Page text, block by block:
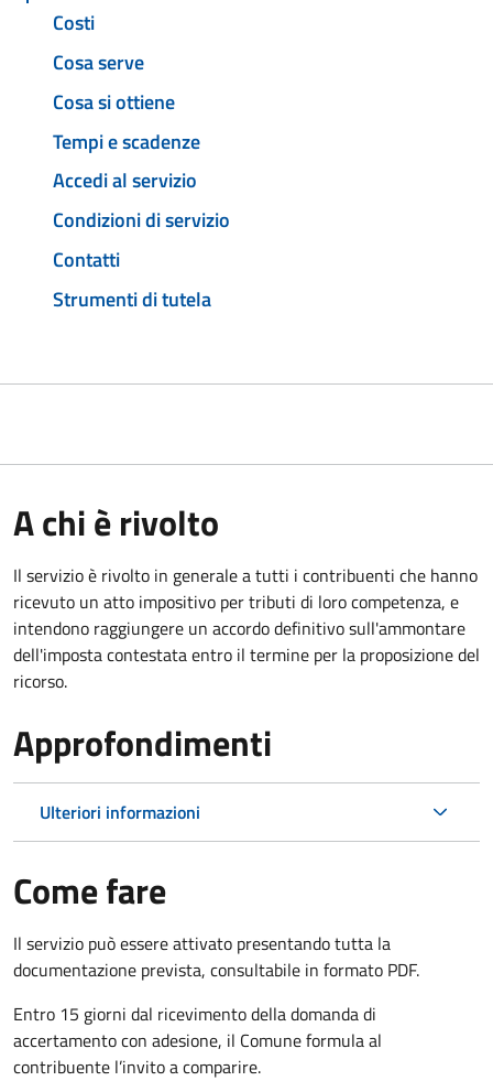
Costi
Cosa serve
Cosa si ottiene
Tempi e scadenze
Accedi al servizio
Condizioni di servizio
Contatti
Strumenti di tutela
A chi è rivolto
Il servizioè rivolto in generale a tutti i contribuenti che hanno
ricevuto un atto impositivo per tributi di loro competenza, e
intendono raggiungere un accordo definitivo sull'ammontare
dell'imposta contestata entro il termine per la proposizione del
ricorso.
Approfondimenti
Ulteriori informazioni
Come fare
Il servizio può essere attivato presentando tutta la
documentazione prevista, consultabile in formato PDF.
Entro 15 giorni dal ricevimento della domanda di
accertamento con adesione, il Comune formula al
contribuente l’invito a comparire.